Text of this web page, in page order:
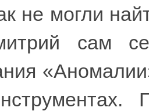
не могли
сам